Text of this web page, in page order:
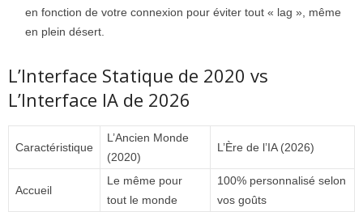
en fonction de votre connexion pour éviter tout « lag », même
en plein désert.
L’Interface Statique de 2020 vs
L’Interface IA de 2026
Caractéristique
L’Ancien Monde
(2020)
L’Ère de l’IA (2026)
Accueil
Le même pour
tout le monde
100% personnalisé selon
vos goûts